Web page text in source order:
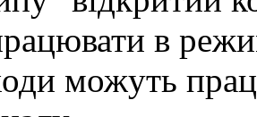
в
можуть